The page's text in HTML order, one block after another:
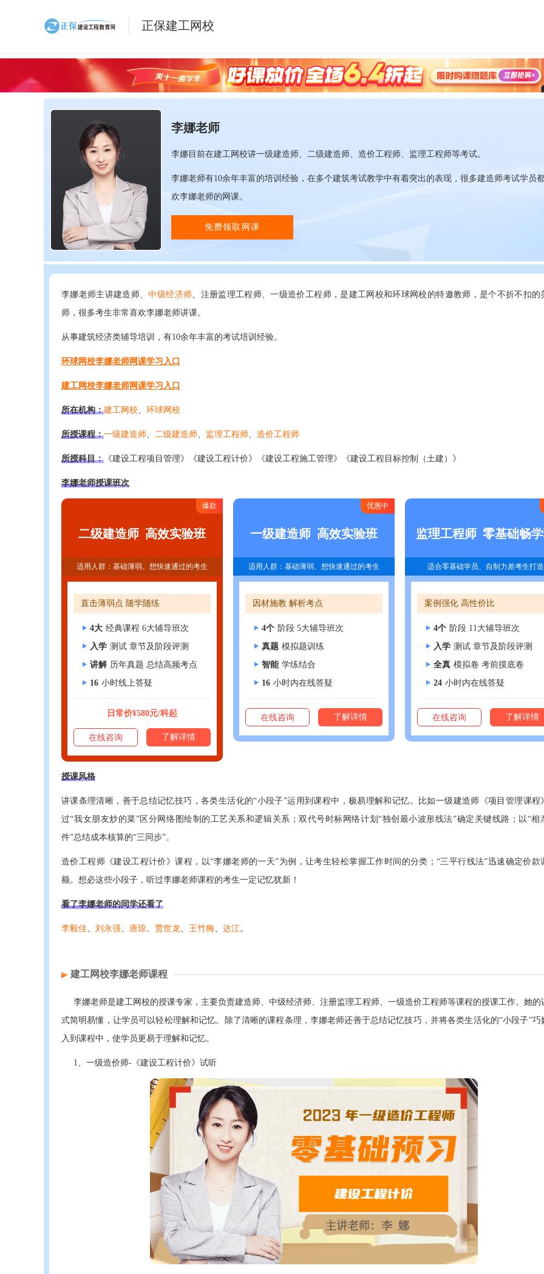
正保建工网校
李娜老师
李娜目前在建工网校讲一级建造师、二级建造师、造价工程师、监理工程师等考试。
李娜老师有10余年丰富的培训经验，在多个建筑考试教学中有着突出的表现，很多建造师考试学员
欢李娜老师的网课。
免费领取网课
李娜老师主讲建造师、中级经济师、注册监理工程师、一级造价工程师，是建工网校和环球网校的特邀教师，是个不折不扣的
师，很多考生非常喜欢李娜老师讲课。
从事建筑经济类辅导培训，有10余年丰富的考试培训经验。
环球网校李娜老师网课学习入口
建工网校李娜老师网课学习入口
所在机构：建工网校、 环球网校
所授课程：一级建造师、 二级建造师、 监理工程师、 造价工程师
所授科目：《建设工程项目管理》《建设工程计价》《建设工程施工管理》《建设工程目标控制（土建）》
李娜老师授课班次
爆款
二级建造师 高效实验班
适用人群：基础薄弱、想快速通过的考生
直击薄弱点 随学随练
4大 经典课程 6大辅导班次
入学 测试 章节及阶段评测
讲解 历年真题 总结高频考点
16 小时线上答疑
日常价¥580元/科起
在线咨询 了解详情
优惠中
一级建造师 高效实验班
适用人群：基础薄弱、想快速通过的考生
因材施教 解析考点
4个 阶段 5大辅导班次
真题 模拟题训练
智能 学练结合
16 小时内在线答疑
在线咨询 了解详情
监理工程师 零基础畅
适合零基础学员、自制力差考生打造
案例强化 高性价比
4个 阶段 11大辅导班次
入学 测试 章节及阶段评测
全真 模拟卷 考前摸底卷
24 小时内在线答疑
在线咨询 了解详情
授课风格
讲课条理清晰，善于总结记忆技巧，各类生活化的“小段子”运用到课程中，极易理解和记忆。比如一级建造师《项目管理课程
过“我女朋友炒的菜”区分网络图绘制的工艺关系和逻辑关系；双代号时标网络计划“独创最小波形线法”确定关键线路；以“相
件”总结成本核算的“三同步”。
造价工程师《建设工程计价》课程，以“李娜老师的一天”为例，让考生轻松掌握工作时间的分类；“三平行线法”迅速确定价款
额。想必这些小段子，听过李娜老师课程的考生一定记忆犹新！
看了李娜老师的同学还看了
李毅佳、 刘永强、 唐琼、 贾世龙、 王竹梅、 达江。
建工网校李娜老师课程
李娜老师是建工网校的授课专家，主要负责建造师、中级经济师、注册监理工程师、一级造价工程师等课程的授课工作。她的
式简明易懂，让学员可以轻松理解和记忆。除了清晰的课程条理，李娜老师还善于总结记忆技巧，并将各类生活化的“小段子”巧
入到课程中，使学员更易于理解和记忆。
1、一级造价师-《建设工程计价》试听